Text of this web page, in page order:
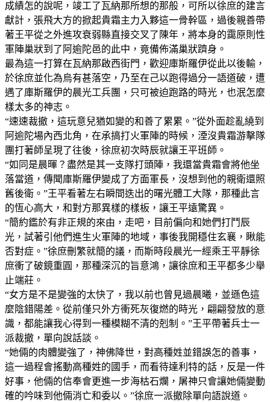
成績怎的說呢，竣工了瓦納那所想的那般，可所以徐庶的建言
獻計，張飛大方的掀起貴霜主力入夥這一骨幹區，過後親善帶
著王平從之外進攻衰弱縣直接交叉了陳年，將本身的靄原則性
軍陣巢狀到了阿逾陀邑的此中，竟備佈滿巢狀躋身。
最為這一打算在瓦納那啟西街門，歡迎庫斯羅伊從此以後輸，
於徐庶並化為烏有甚落空，乃至在己以跑得過分一語道破，遭
遇了庫斯羅伊的晨光工兵團，只可被迫跑路的時光，也泯怎麼
樣太多的神志。
“速速裁撤，這玩意兒猶如變的和善了累累。”從外面趁亂繞到
阿逾陀場內西北角，在承搞打火軍陣的時候，湮沒貴霜游擊隊
團打著師呈現了往後，徐庶初次時辰就讓王平班師。
“如同是晨暉？盡然是其一支隊打頭陣，我還當貴霜會將他坐
落當道，傳聞庫斯羅伊變成了方面軍長，沒想到他的親衛還照
舊後衛。”王平看著左右瞬間迭出的曙光體工大隊，那種此言
的恆心高大，和對方那異樣的樣板，讓王平遠驚異。
“簡約鑑於有非正規的來由，走吧，目前偏向和她們打鬥辰
光，試著引他們進生火軍陣的地域，事後我開穩住玄襄，瞅能
否對症。”徐庶刪繁就簡的議，而斯時段晨光一經乘王平靜徐
庶衝了破鏡重圓，那種深沉的旨意鴻，讓徐庶和王平都多少舉
止端莊。
“女方是不是變強的太快了，我以前也曾見過晨曦，並遜色這
麼陰錯陽差。從前僅只外方衝死灰復燃的時光，翩翩發放的意
識，都能讓我心得到一種模糊不清的剋制。”王平帶著兵士一
派裁撤，單向說話談。
“她倆的肉體變強了，神佛降世，對高種姓並錯誤怎的善事，
這一過程會搖動高種姓的國手，而看待達利特的話，反是一件
好事，他倆的信奉會更進一步海枯石爛，屠神只會讓她倆變動
確的吟味到他倆消亡和委以。”徐庶一派撤除單向語說道。